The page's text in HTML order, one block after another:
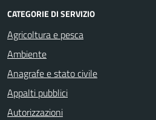
CATEGORIE DI SERVIZIO
Agricoltura e pesca
Ambiente
Anagrafe e stato civile
Appalti pubblici
Autorizzazioni